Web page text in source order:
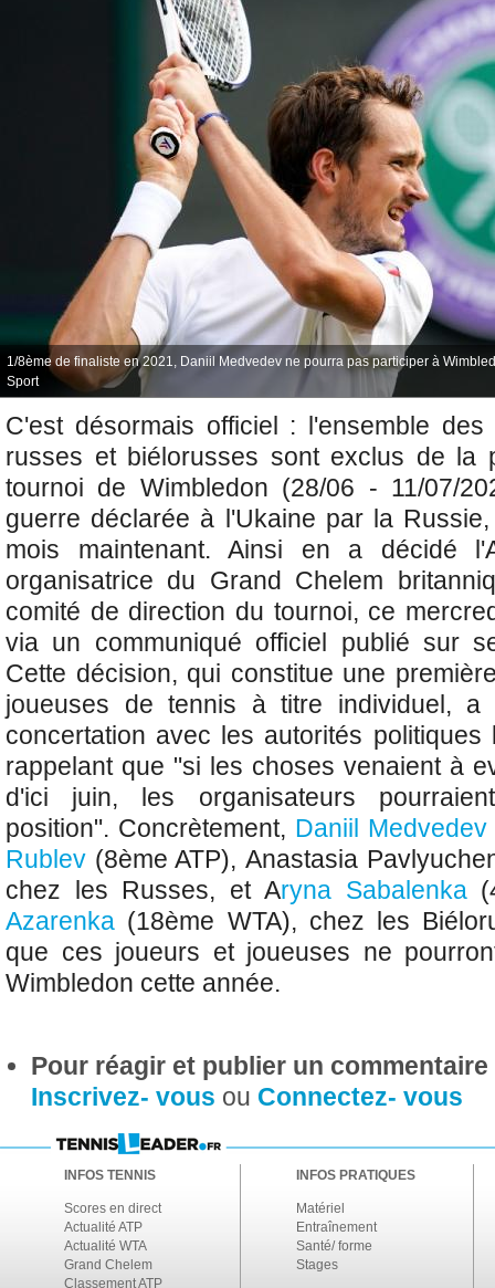
1/8ème de finaliste en 2021, Daniil Medvedev ne pourra pas participer à
Sport
C'est désormais officiel : l'ensemble
russes et biélorusses sont exclus de la
tournoi de Wimbledon (28/06 - 11/07/
guerre déclarée à l'Ukaine par la
mois maintenant. Ainsi en a décidé
organisatrice du Grand Chelem
comité de direction du tournoi, ce
via un communiqué officiel publié sur
Cette décision, qui constitue une
joueuses de tennis à titre individuel,
concertation avec les autorités politiques
rappelant que "si les choses venaient à
d'ici juin, les organisateurs
position". Concrètement, Daniil Medvedev
Rublev (8ème ATP), Anastasia
chez les Russes, et Aryna Sabalenka
Azarenka (18ème WTA), chez les
que ces joueurs et joueuses ne
Wimbledon cette année.
Pour réagir et publier un
Inscrivez- vous ou Connectez- vous
INFOS TENNIS
Scores en direct
Actualité ATP
Actualité WTA
Grand Chelem
Classement ATP
INFOS PRATIQUES
Matériel
Entraînement
Santé/ forme
Stages